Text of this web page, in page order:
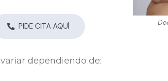
PIDE CITA AQUÍ
dependiendo de: